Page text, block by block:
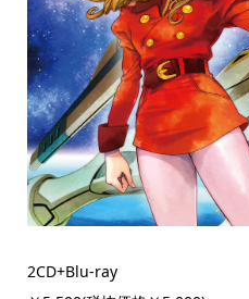
2CD+Blu-ray